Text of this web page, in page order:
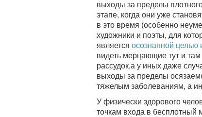
выходы за пределы
этапе, когда они уже
в это время (особенно
художники и поэты, для
является осознанной целью
видеть мерцающие тут и
рассудок,а у иных даже
выходы за пределы
тяжелым заболеваниям, а
У физически здорового
точкам входа в бесплотный